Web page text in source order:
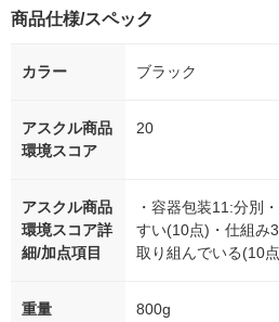
商品仕様/スペック
カラー ブラック
アスクル商品
環境スコア
20
アスクル商品
環境スコア詳
細/加点項目
・容器包装11:分別
すい(10点)・仕組み
取り組んでいる(10
重量 800g